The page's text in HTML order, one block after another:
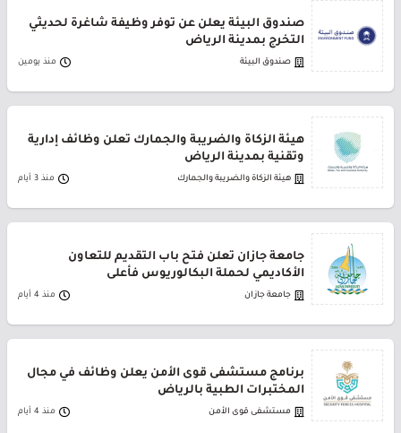
صندوق البيئة يعلن عن توفر وظيفة شاغرة لحديثي
التخرج بمدينة الرياض
صندوق البيئة منذ يومين
هيئة الزكاة والضريبة والجمارك تعلن وظائف إدارية
وتقنية بمدينة الرياض
هيئة الزكاة والضريبة والجمارك منذ 3 أيام
جامعة جازان تعلن فتح باب التقديم للتعاون
الأكاديمي لحملة البكالوريوس فأعلى
جامعة جازان منذ 4 أيام
برنامج مستشفى قوى الأمن يعلن وظائف في مجال
المختبرات الطبية بالرياض
مستشفى قوى الأمن منذ 4 أيام